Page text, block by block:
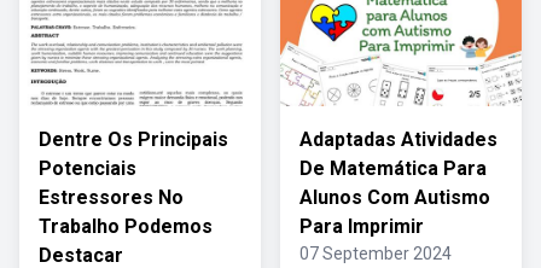
Dentre Os Principais
Potenciais
Estressores No
Trabalho Podemos
Destacar
Adaptadas Atividades
De Matemática Para
Alunos Com Autismo
Para Imprimir
07 September 2024